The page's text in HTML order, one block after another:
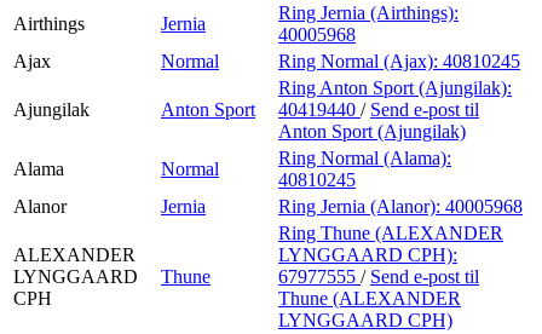
Airthings
Jernia
Ring Jernia (Airthings):
40005968
Ajax
Normal Ring Normal (Ajax): 40810245
Ajungilak Anton Sport
Ring Anton Sport (Ajungilak):
40419440 / Send e-post til
Anton Sport (Ajungilak)
Alama
Normal
Ring Normal (Alama):
40810245
Alanor
Jernia Ring Jernia (Alanor): 40005968
ALEXANDER
LYNGGAARD
CPH
Thune
Ring Thune (ALEXANDER
LYNGGAARD CPH):
67977555 / Send e-post til
Thune (ALEXANDER
LYNGGAARD CPH)